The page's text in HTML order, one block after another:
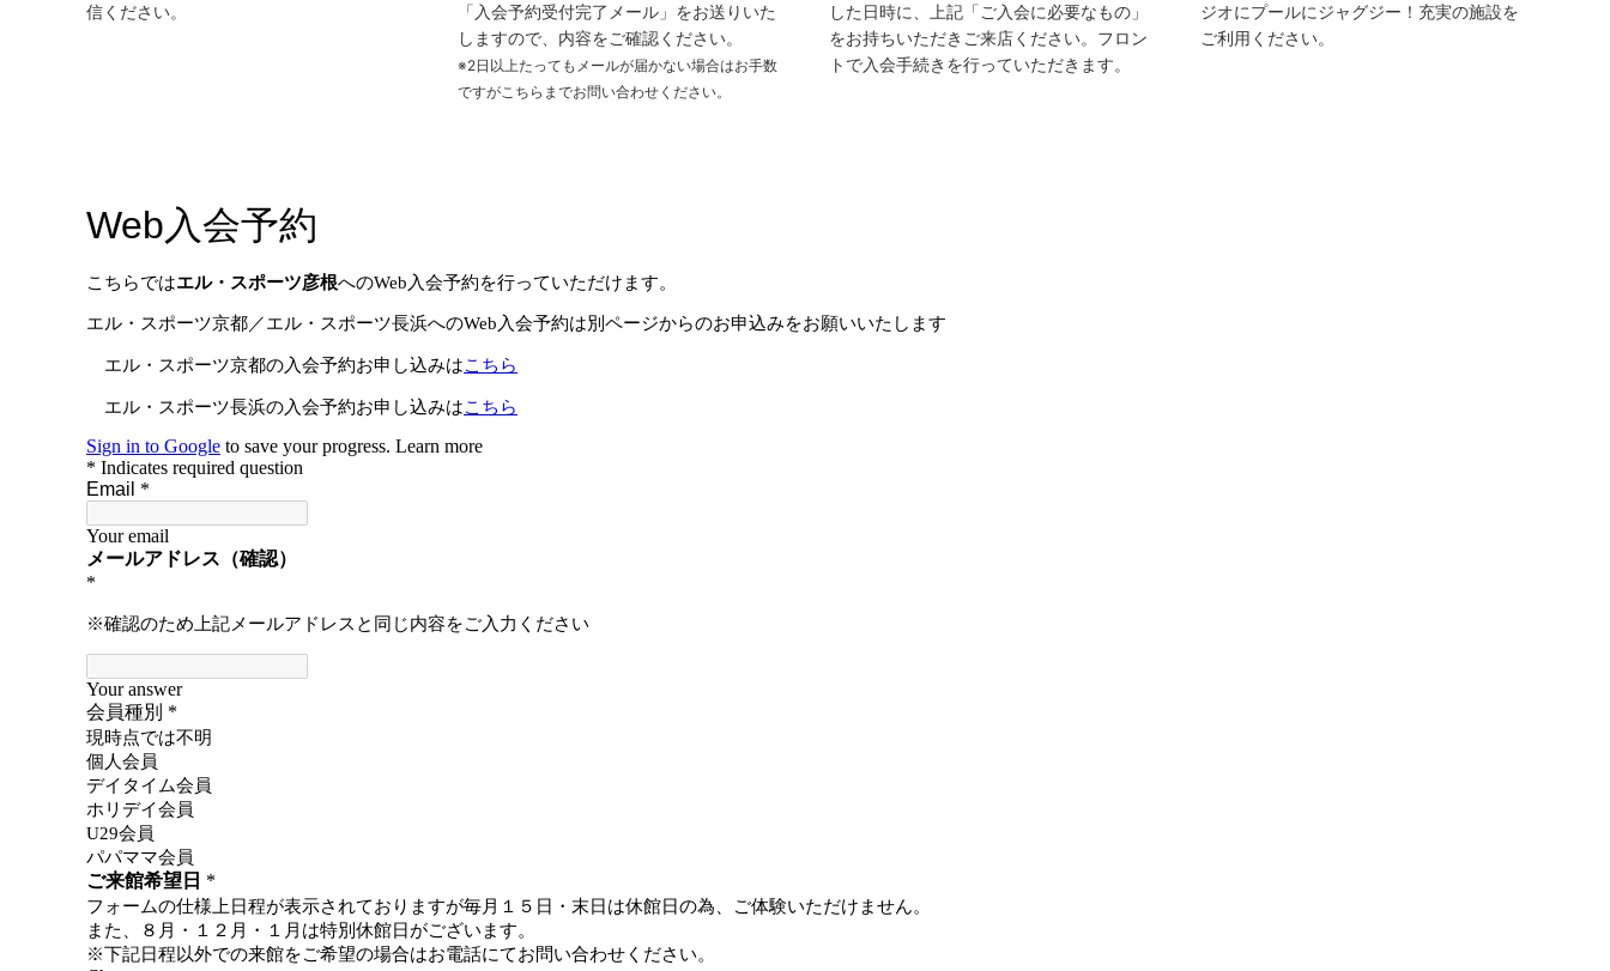
信ください。
「入会予約受付完了メール」をお送りいた
しますので、内容をご確認ください。
※2日以上たってもメールが届かない場合はお手数
ですがこちらまでお問い合わせください。
した日時に、上記「ご入会に必要なもの」
をお持ちいただきご来店ください。フロン
トで入会手続きを行っていただきます。
ジオにプールにジャグジー！充実の施設を
ご利用ください。